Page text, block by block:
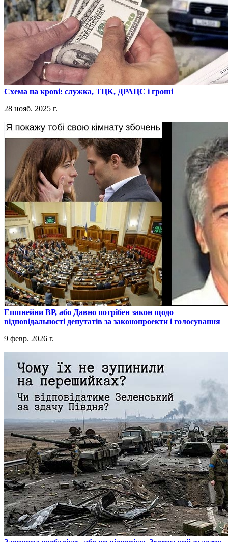
​Схема на крові: служка, ТЦК, ДРАЦС і гроші
28 нояб. 2025 г.
​Епшнейни ВР, або Давно потрібен закон щодо
відповідальності депутатів за законопроекти і голосування
9 февр. 2026 г.